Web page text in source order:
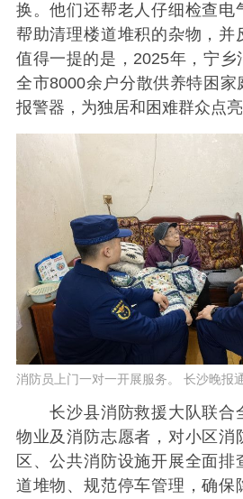
换。他们还帮老人仔细检查电
帮助清理楼道堆积的杂物，并
值得一提的是，2025年，宁乡
全市8000余户分散供养特困家
报警器，为独居和困难群众点亮
消防员上门一对一开展服务。 长沙晚报
长沙县消防救援大队联合
物业及消防志愿者，对小区消
区、公共消防设施开展全面排
道堆物、规范停车管理，确保